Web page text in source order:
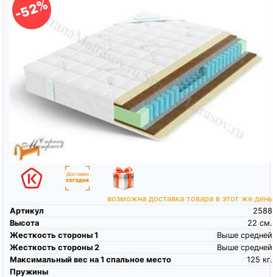
-52%
возможна доставка товара в этот же день
Артикул
2588
Высота
см.
22
Жесткость стороны 1
Выше средней
Жесткость стороны 2
Выше средней
Максимальный вес на 1 спальное место
кг.
125
Пружины